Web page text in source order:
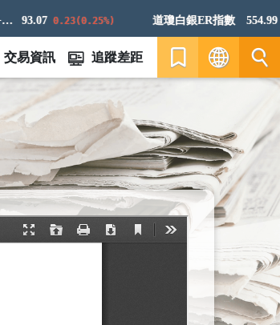
93.07 0.23(0.25%) 道瓊白銀ER指數 554.99
交易資訊 追蹤差距
EN